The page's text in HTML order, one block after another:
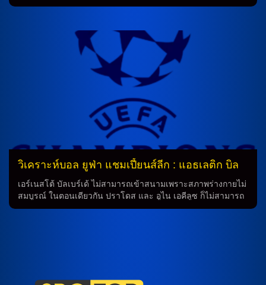
มีเซ็นเซอร์ดาเนียล การ์บาฆาล และดาเนียล เซบายอส จะไม่
ในขณะเดียวกัน นักเตะแฟร์กล็องด์ เมนดี้ และอันโตนิโอ รือดิ
เกอร์ก็มีสภาพร่างกายที่ไม่แข็งแรงพอที่จะทำงานให้ความสามารถ
ที่เต็มที่ สำหรับนักเตะอื่น ๆ เช่น วินิซิอุส จูเนียร์, อาร์ดา กูเลอร์,
ราอูล อาเซนซีโอ และบราอิม ดีอาซ พร้อมที่จะสลับลงสนามใน
การแข่งขันอย่างต่อเนื่อง กำหนดตำแหน่งการเล่น ในการแข่งขัน
นี้ ทีมฟรังโก้ มาสตานตูโอโน่ และคีลียัน เอ็มบั๊ปเป้ จะรับบทแนว
รุก ซึ่งจะมีนักเตะอย่าง อาร์ดา กูเลอร์, โอเรเลียง ชูอาเมนี่ และจูด
เบลลิงแฮม มาช่วยในการทำเกม ส่วนเฟเดรีโก้ วัลเวร์เด้, เอแดร์
มิลิเตา, ราอูล อาเซนซีโอ และอัลบาโร่ การ์เรราส จะรับบทแนว
รับ โดยมี ติโบต์ กูร์กตัวส์ […]
วิเคราะห์บอล ยูฟ่า แชมเปี้ยนส์ลีก : แอธเลติก บิล
เบา -vs- การาบัก
เอร์เนสโต้ บัลเบร์เด้ ไม่สามารถเข้าสนามเพราะสภาพร่างกายไม่
สมบูรณ์ ในตอนเดียวกัน ปราโดส และ อูไน เอคีลูซ ก็ไม่สามารถ
เข้าร่วมในเกมนี้ เนื่องจากสภาพร่างกายของพวกเขาไม่ดีพอ ส่วน
วิลเลียมส์, อูไน โกเมซ, และ โรเบิร์ต นาบารโร่ ที่จะเป็นผู้นำใน